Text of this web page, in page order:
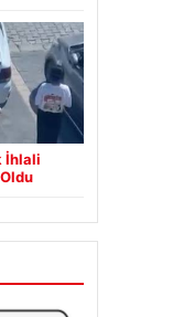
İhlali